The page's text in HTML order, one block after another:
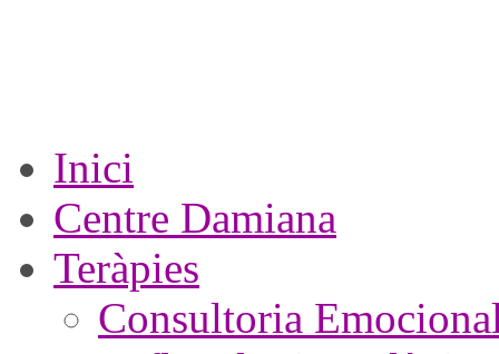
Inici
Centre Damiana
Teràpies
Consultoria